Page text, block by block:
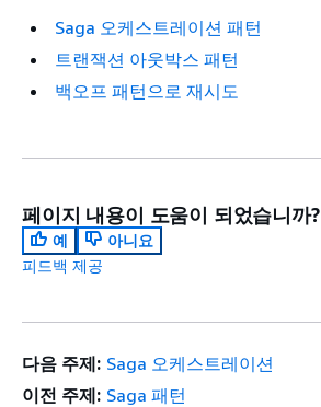
Saga 오케스트레이션 패턴
트랜잭션 아웃박스 패턴
백오프 패턴으로 재시도
페이지 내용이 도움이 되었습니까?
예
아니요
피드백 제공
다음 주제: Saga 오케스트레이션
이전 주제: Saga 패턴